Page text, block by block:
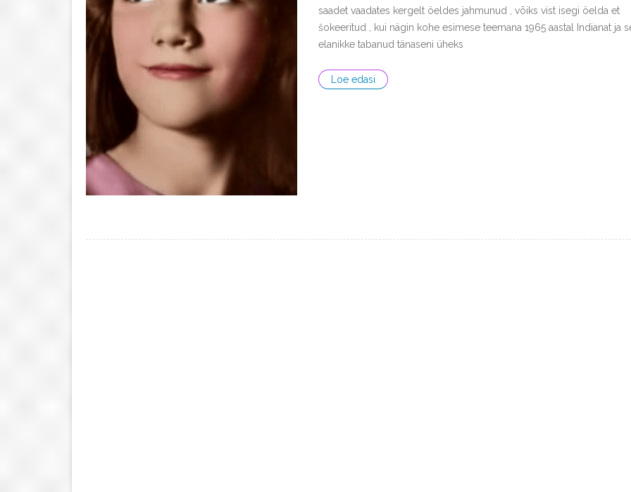
saadet vaadates kergelt öeldes jahmunud , võiks vist isegi öelda et
šokeeritud , kui nägin kohe esimese teemana 1965 aastal Indianat ja
elanikke tabanud tänaseni üheks
Loe edasi